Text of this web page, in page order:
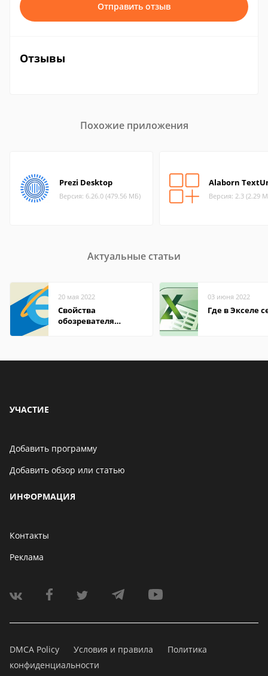
Отправить отзыв
Отзывы
Похожие приложения
Prezi Desktop
Версия: 6.26.0 (479.56 МБ)
Alaborn
Версия: 2.3 (2.29
Актуальные статьи
20 мая 2022
Свойства
обозревателя
03 июня 2022
Где в Экселе
УЧАСТИЕ
Добавить программу
Добавить обзор или статью
ИНФОРМАЦИЯ
Контакты
Реклама
DMCA Policy Условия и правила
Политика
конфиденциальности